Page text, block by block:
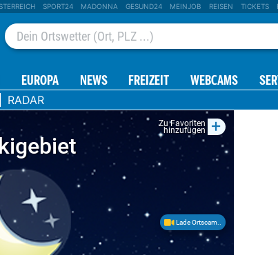
SPORT24 MADONNA GESUND24 MEINJOB REISEN TICKETS
EUROPA NEWS FREIZEIT WEBCAMS
RADAR
Zu Favoriten
hinzufügen +
Lade Ortscam..